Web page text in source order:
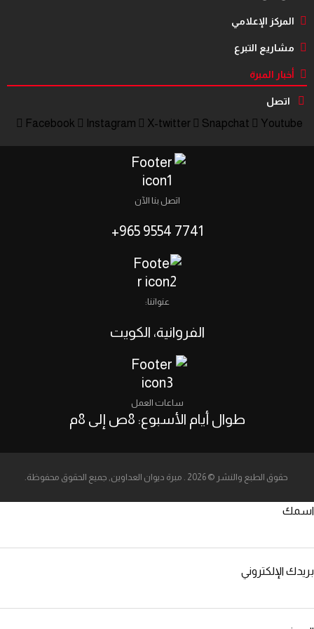
المركز الإعلامي
مشاريع التبرع
أخبار المبرة
اتصل
Facebook Instagram X-twitter Snapchat Youtube
اتصل بنا الآن
7741 9554 965+
عنواننا:
الفروانية، الكويت‎
ساعات العمل
طوال أيام الأسبوع: 8ص إلى 8م
حقوق الطبع والنشر © 2026 . مبرة ديوان العداوين, جميع الحقوق محفوظة.
اسمك
بريدك الإلكتروني